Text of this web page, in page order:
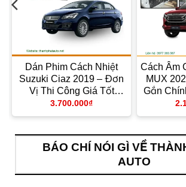
Dán Phim Cách Nhiệt
Suzuki Ciaz 2019 – Đơn
Vị Thi Công Giá Tốt
TPHCM
3.700.000₫
Cách Âm
MUX
Gắn
BÁO CHÍ NÓI GÌ VỀ
AUTO